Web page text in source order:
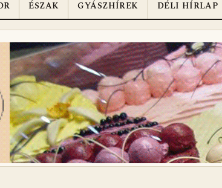
ÉSZAK GYÁSZHÍREK DÉLI HÍRLAP